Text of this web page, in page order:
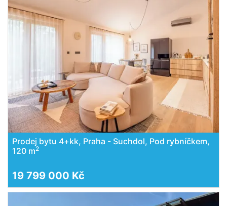
Prodej bytu 4+kk, Praha - Suchdol, Pod rybníčkem,
120 m2
19 799 000 Kč